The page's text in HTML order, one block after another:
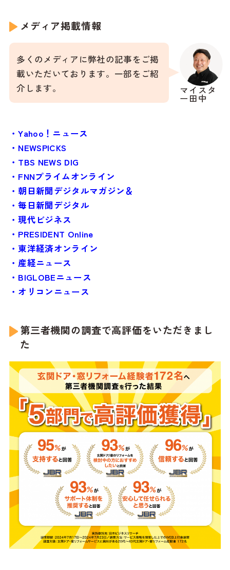
メディア掲載情報
マイスタ
ー田中
多くのメディアに弊社の記事をご掲
載いただいております。一部をご紹
介します。
・Yahoo！ニュース
・NEWSPICKS
・TBS NEWS DIG
・FNNプライムオンライン
・朝日新聞デジタルマガジン＆
・毎日新聞デジタル
・現代ビジネス
・PRESIDENT Online
・東洋経済オンライン
・産経ニュース
・BIGLOBEニュース
・オリコンニュース
第三者機関の調査で高評価をいただきまし
た